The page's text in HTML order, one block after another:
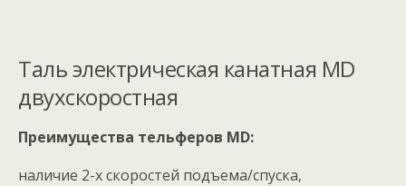
Таль электрическая канатная МD
двухскоростная
Преимущества тельферов МD:
наличие 2-х скоростей подъема/спуска,